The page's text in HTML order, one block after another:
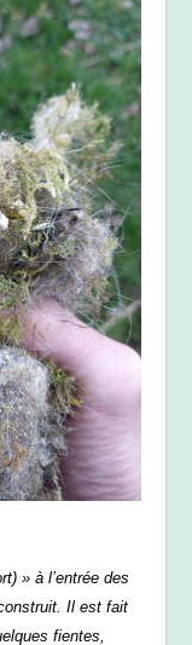
» à l’entrée des
Il est fait
fientes,